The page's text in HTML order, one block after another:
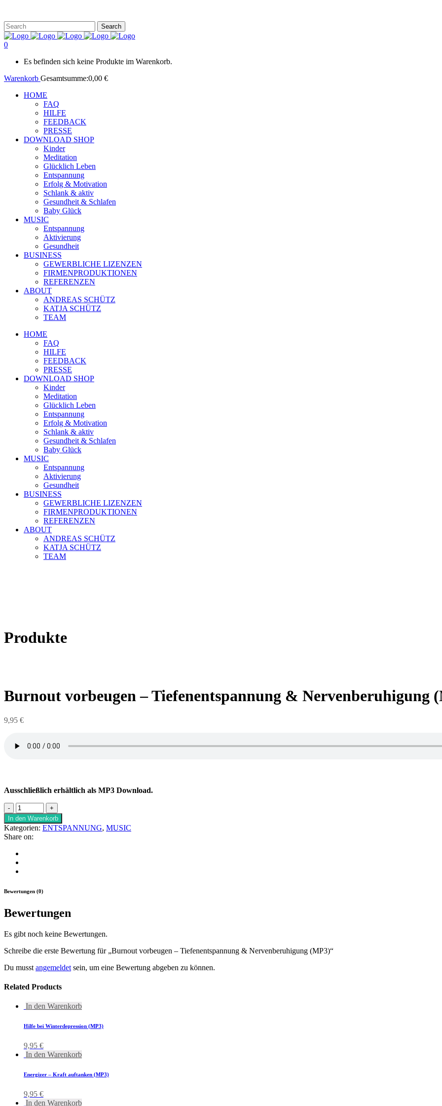
0
Es befinden sich keine Produkte im Warenkorb.
Warenkorb Gesamtsumme:0,00 €
HOME
FAQ
HILFE
FEEDBACK
PRESSE
DOWNLOAD SHOP
Kinder
Meditation
Glücklich Leben
Entspannung
Erfolg & Motivation
Schlank & aktiv
Gesundheit & Schlafen
Baby Glück
MUSIC
Entspannung
Aktivierung
Gesundheit
BUSINESS
GEWERBLICHE LIZENZEN
FIRMENPRODUKTIONEN
REFERENZEN
ABOUT
ANDREAS SCHÜTZ
KATJA SCHÜTZ
TEAM
HOME
FAQ
HILFE
FEEDBACK
PRESSE
DOWNLOAD SHOP
Kinder
Meditation
Glücklich Leben
Entspannung
Erfolg & Motivation
Schlank & aktiv
Gesundheit & Schlafen
Baby Glück
MUSIC
Entspannung
Aktivierung
Gesundheit
BUSINESS
GEWERBLICHE LIZENZEN
FIRMENPRODUKTIONEN
REFERENZEN
ABOUT
ANDREAS SCHÜTZ
KATJA SCHÜTZ
TEAM
Produkte
Burnout vorbeugen – Tiefenentspannung & Nervenberuhigung
9,95 €
Ausschließlich erhältlich als MP3 Download.
In den Warenkorb
Kategorien: ENTSPANNUNG, MUSIC
Share on:
Bewertungen (0)
Bewertungen
Es gibt noch keine Bewertungen.
Schreibe die erste Bewertung für „Burnout vorbeugen – Tiefenentspannung & Nervenberuhigung (MP3)“
Du musst angemeldet sein, um eine Bewertung abgeben zu können.
Related Products
In den Warenkorb
Hilfe bei Winterdepression (MP3)
9,95 €
In den Warenkorb
Energizer – Kraft auftanken (MP3)
9,95 €
In den Warenkorb